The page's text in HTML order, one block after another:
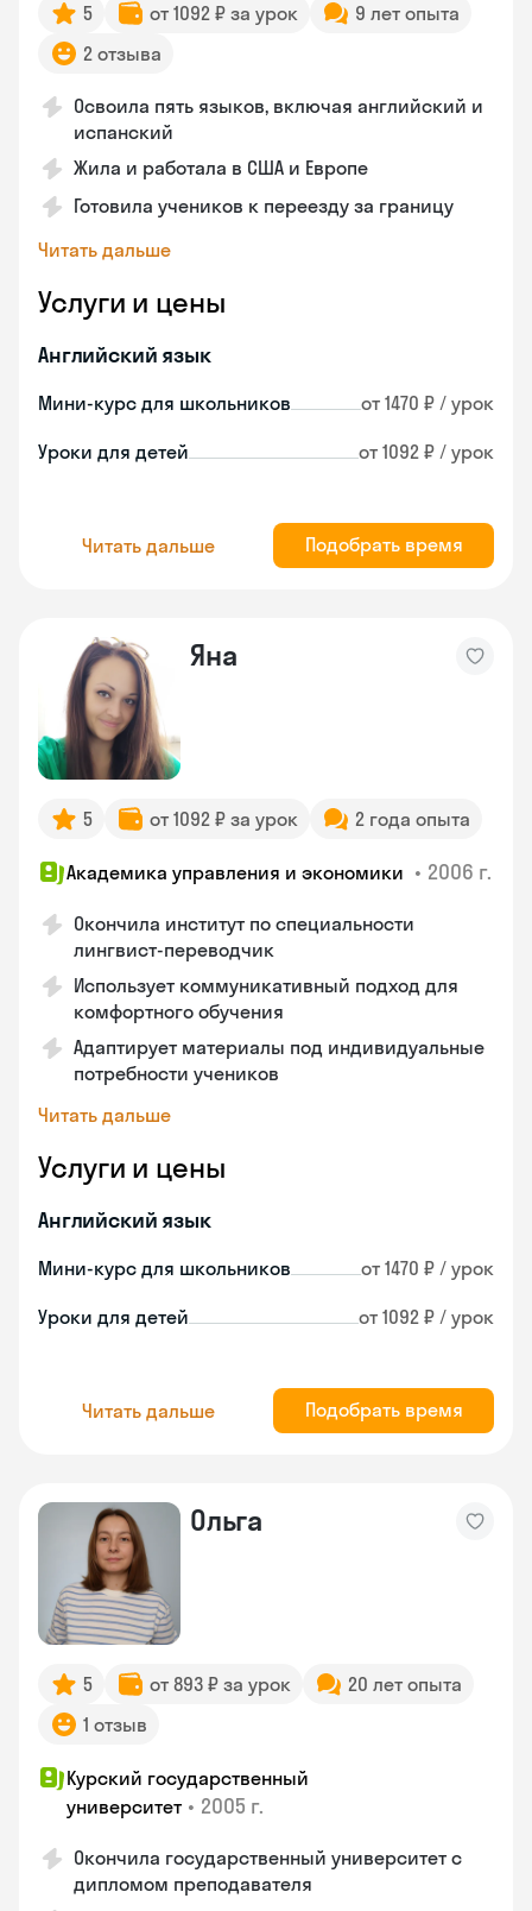
5 от 1092 ₽ за урок
9 лет опыта
2 отзыва
Освоила пять языков, включая английский и
испанский
Жила и работала в США и Европе
Готовила учеников к переезду за границу
Читать дальше
Услуги и цены
Английский язык
Мини-курс для школьников от 1470 ₽ / урок
Уроки для детей от 1092 ₽ / урок
Читать дальше Подобрать время
Яна
5 от 1092 ₽ за урок 2 года опыта
Академика управления и экономики • 2006 г.
Окончила институт по специальности
лингвист-переводчик
Использует коммуникативный подход для
комфортного обучения
Адаптирует материалы под индивидуальные
потребности учеников
Читать дальше
Услуги и цены
Английский язык
Мини-курс для школьников от 1470 ₽ / урок
Уроки для детей от 1092 ₽ / урок
Читать дальше Подобрать время
Ольга
5 от 893 ₽ за урок
20 лет опыта
1 отзыв
Курский государственный
университет • 2005 г.
Окончила государственный университет с
дипломом преподавателя